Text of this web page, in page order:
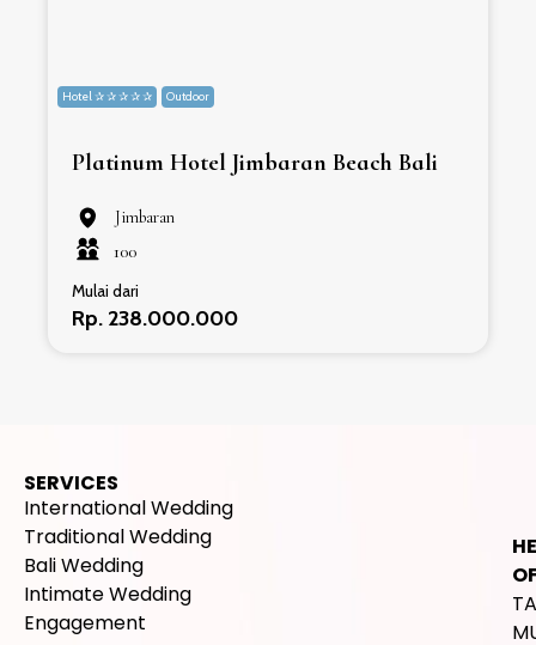
Hotel ✰ ✰ ✰ ✰ ✰ Outdoor
Platinum Hotel Jimbaran Beach Bali
Jimbaran
100
Mulai dari
Rp. 238.000.000
SERVICES
International Wedding
Traditional Wedding
Bali Wedding
Intimate Wedding
Engagement